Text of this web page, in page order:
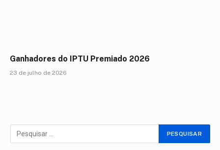
Ganhadores do IPTU Premiado 2026
23 de julho de 2026